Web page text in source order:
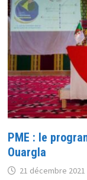
PME : le
Ouargla
21 décembre 2021